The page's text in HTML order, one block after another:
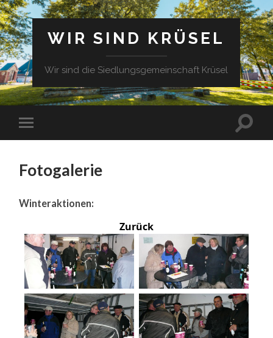
WIR SIND KRÜSEL
Wir sind die Siedlungsgemeinschaft Krüsel
Fotogalerie
Winteraktionen:
Zurück